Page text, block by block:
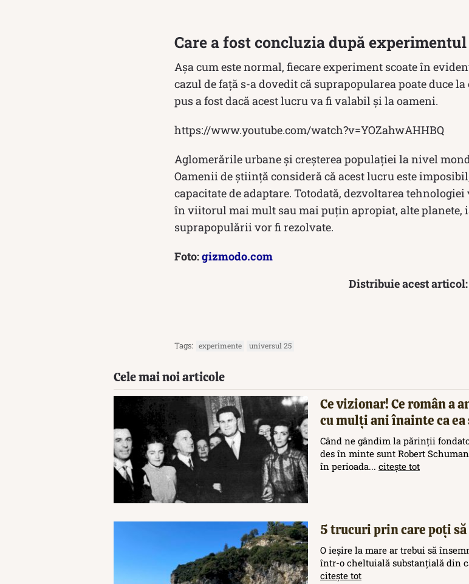
Care a fost concluzia după experimentul
Așa cum este normal, fiecare experiment scoate în
cazul de față s-a dovedit că suprapopularea poate duce
pus a fost dacă acest lucru va fi valabil și la oameni.
https://www.youtube.com/watch?v=YOZahwAHHBQ
Aglomerările urbane și creșterea populației la nivel
Oamenii de știință consideră că acest lucru este
capacitate de adaptare. Totodată, dezvoltarea
în viitorul mai mult sau mai puțin apropiat, alte planete,
suprapopulării vor fi rezolvate.
Foto:gizmodo.com
Distribuie acest articol:
Tags: experimente universul 25
Cele mai noi articole
Ce vizionar! Ce român a
cu mulți ani înainte ca ea
Când ne gândim la părinții
des în minte sunt Robert
în perioada... citește tot
5 trucuri prin care poți
O ieșire la mare ar trebui să
într-o cheltuială substanțială din
citește tot